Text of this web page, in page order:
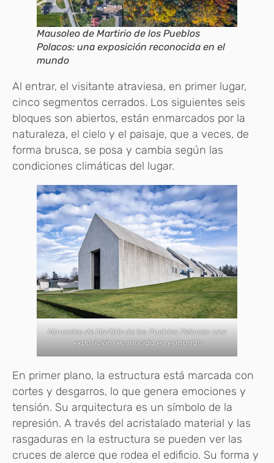
Mausoleo de Martirio de los Pueblos
Polacos: una exposición reconocida en el
mundo
Al entrar, el visitante atraviesa, en primer lugar,
cinco segmentos cerrados. Los siguientes seis
bloques son abiertos, están enmarcados por la
naturaleza, el cielo y el paisaje, que a veces, de
forma brusca, se posa y cambia según las
condiciones climáticas del lugar.
Mausoleo de Martirio de los Pueblos Polacos: una
exposición reconocida en el mundo
En primer plano, la estructura está marcada con
cortes y desgarros, lo que genera emociones y
tensión. Su arquitectura es un símbolo de la
represión. A través del acristalado material y las
rasgaduras en la estructura se pueden ver las
cruces de alerce que rodea el edificio. Su forma y